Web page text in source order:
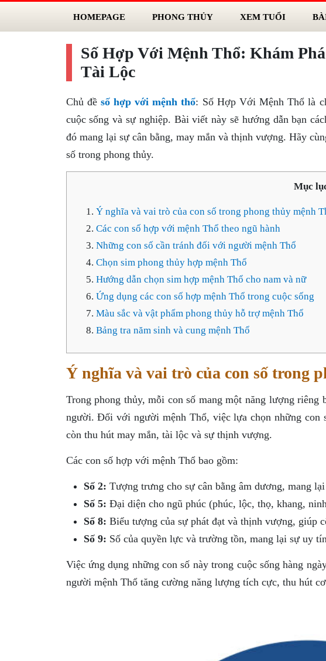
HOMEPAGE PHONG THỦY XEM TUỔI
Số Hợp Với Mệnh Thổ: Khám
Tài Lộc
Chủ đề số hợp với mệnh thổ: Số Hợp Với Mệnh Thổ là
cuộc sống và sự nghiệp. Bài viết này sẽ hướng dẫn bạn
đó mang lại sự cân bằng, may mắn và thịnh vượng. Hãy
số trong phong thủy.
Mục
Ý nghĩa và vai trò của con số trong phong thủy mệnh
Các con số hợp với mệnh Thổ theo ngũ hành
Những con số cần tránh đối với người mệnh Thổ
Chọn sim phong thủy hợp mệnh Thổ
Hướng dẫn chọn sim hợp mệnh Thổ cho nam và nữ
Ứng dụng các con số hợp mệnh Thổ trong cuộc sống
Màu sắc và vật phẩm phong thủy hỗ trợ mệnh Thổ
Bảng tra năm sinh và cung mệnh Thổ
Ý nghĩa và vai trò của con số trong
Trong phong thủy, mỗi con số mang một năng lượng riêng
người. Đối với người mệnh Thổ, việc lựa chọn những con
còn thu hút may mắn, tài lộc và sự thịnh vượng.
Các con số hợp với mệnh Thổ bao gồm:
Số 2: Tượng trưng cho sự cân bằng âm dương, mang
Số 5: Đại diện cho ngũ phúc (phúc, lộc, thọ, khang,
Số 8: Biểu tượng của sự phát đạt và thịnh vượng, giúp
Số 9: Số của quyền lực và trường tồn, mang lại sự uy
Việc ứng dụng những con số này trong cuộc sống hàng
người mệnh Thổ tăng cường năng lượng tích cực, thu hút